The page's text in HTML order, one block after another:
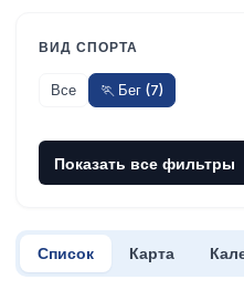
ВИД СПОРТА
Все 🏃 Бег (7)
Показать все фильтры
Список Карта